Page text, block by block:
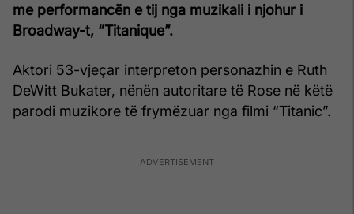
me performancën e tij nga muzikali i njohur i
Broadway-t, “Titanique”.
Aktori 53-vjeçar interpreton personazhin e Ruth
DeWitt Bukater, nënën autoritare të Rose në këtë
parodi muzikore të frymëzuar nga filmi “Titanic”.